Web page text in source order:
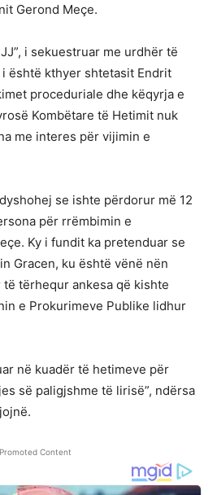
Gerond Meçe.
i sekuestruar me urdhër të
është kthyer shtetasit Endrit
proceduriale dhe këqyrja e
Kombëtare të Hetimit nuk
me interes për vijimin e
se ishte përdorur më 12
për rrëmbimin e
Ky i fundit ka pretenduar se
Gracen, ku është vënë nën
tërhequr ankesa që kishte
e Prokurimeve Publike lidhur
në kuadër të hetimeve për
së paligjshme të lirisë”, ndërsa
Promoted Content